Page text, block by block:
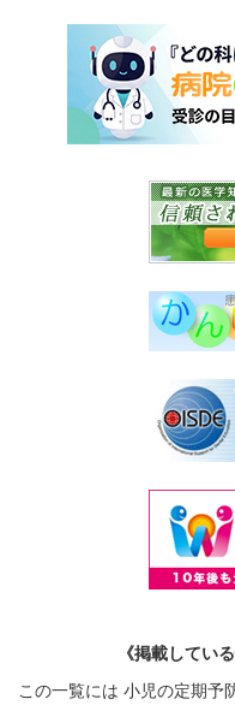
《掲載してい
この一覧には 小児の定期予